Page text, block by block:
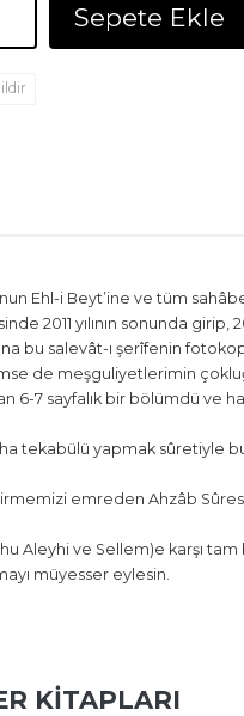
Sepete Ekle
Ehl-i Beyt’ine ve tüm
yılının sonunda girip,
bu salevât-ı şerîfenin
de meşguliyetlerimin
7 sayfalık bir bölümdü ve
tekabülü yapmak sûretiyle
emreden Ahzâb
Aleyhi ve Sellem)e karşı
müyesser eylesin.
KITAPLARI